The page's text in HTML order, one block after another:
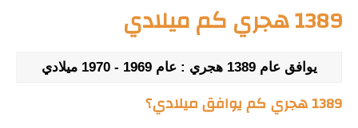
1389 هجري كم ميلادي
يوافق عام 1389 هجري : عام 1969 - 1970 ميلادي
1389 هجري كم يوافق ميلادي؟